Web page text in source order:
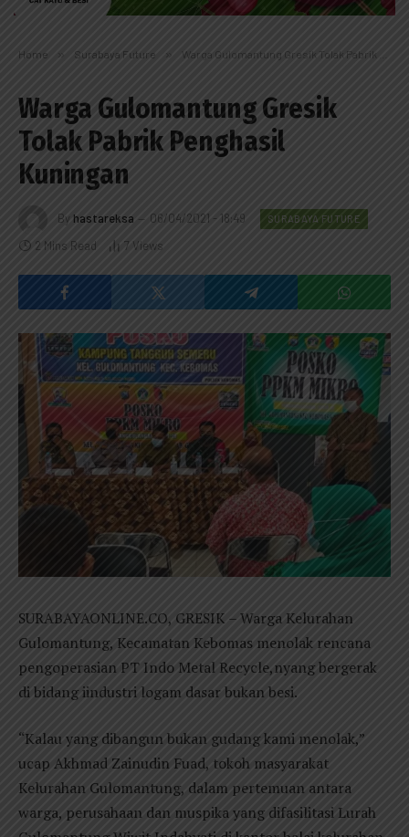
Home » Surabaya Future » Warga Gulomantung Gresik Tolak Pabrik Penghasil Kuningan
Warga Gulomantung Gresik
Tolak Pabrik Penghasil
Kuningan
By hastareksa 06/04/2021 - 18:49 SURABAYA FUTURE
2 Mins Read 7 Views
SURABAYAONLINE.CO, GRESIK – Warga Kelurahan
Gulomantung, Kecamatan Kebomas menolak rencana
pengoperasian PT Indo Metal Recycle,nyang bergerak
di bidang iindustri logam dasar bukan besi.
“Kalau yang dibangun bukan gudang kami menolak,”
ucap Akhmad Zainudin Fuad, tokoh masyarakat
Kelurahan Gulomantung, dalam pertemuan antara
warga, perusahaan dan muspika yang difasilitasi Lurah